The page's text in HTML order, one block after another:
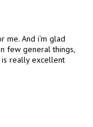
me. And i’m glad
few general things,
really excellent